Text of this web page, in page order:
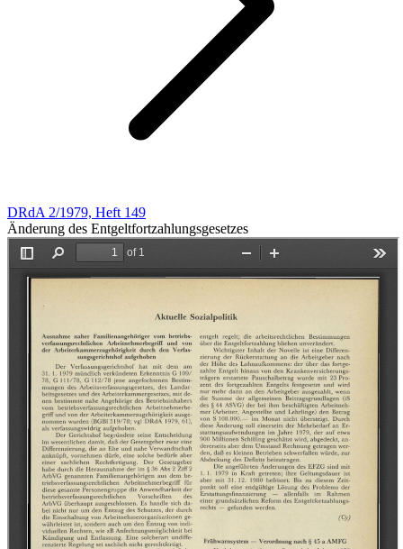
DRdA 2/1979, Heft 149
Änderung des Entgeltfortzahlungsgesetzes